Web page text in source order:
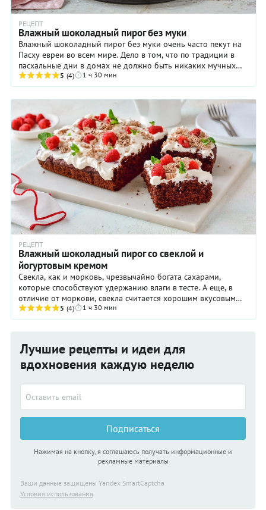
РЕЦЕПТ
Влажный шоколадный пирог без муки
Влажный шоколадный пирог без муки очень часто пекут на
Пасху евреи во всем мире. Дело в том, что по традиции в
пасхальные дни в домах не должно быть никаких мучных
продуктов, кроме сухих пресных ...
5 (4) 1 ч 30 мин
РЕЦЕПТ
Влажный шоколадный пирог со свеклой и
йогуртовым кремом
Свекла, как и морковь, чрезвычайно богата сахарами,
которые способствуют удержанию влаги в тесте. А еще, в
отличие от моркови, свекла считается хорошим вкусовым
компаньоном для шоколада. Благодаря ...
5 (4) 1 ч 30 мин
Лучшие рецепты и идеи для
вдохновения каждую неделю
Подписаться
Нажимая на кнопку, я соглашаюсь получать информационные и
рекламные материалы
Ваши данные защищены Yandex SmartCaptcha
Условия использования